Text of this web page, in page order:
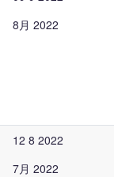
8月 2022
12 8 2022
7月 2022